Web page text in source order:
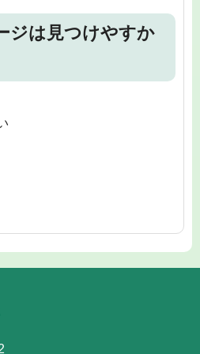
ジは見つけやすか